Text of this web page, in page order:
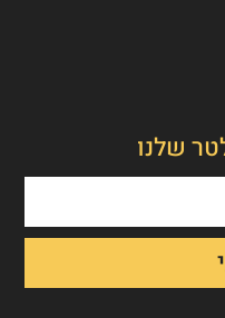
שלנו
היום?
טסטמוניאלס -